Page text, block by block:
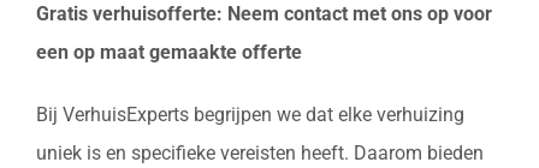
Gratis verhuisofferte: Neem contact met ons op voor
een op maat gemaakte offerte
Bij VerhuisExperts begrijpen we dat elke verhuizing
uniek is en specifieke vereisten heeft. Daarom bieden